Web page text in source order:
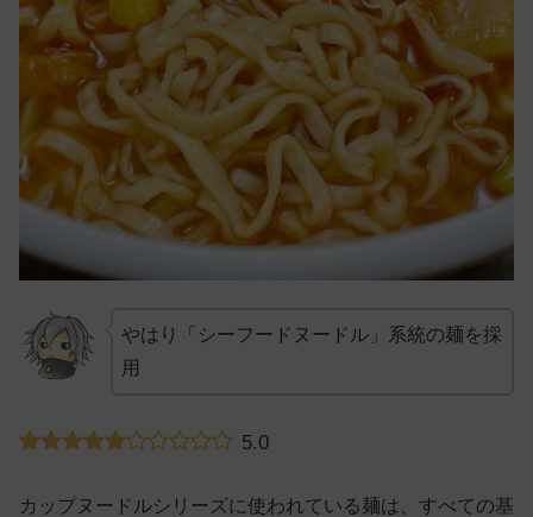
やはり「シーフードヌードル」系統の麺を採
用
5.0
カップヌードルシリーズに使われている麺は、すべての基